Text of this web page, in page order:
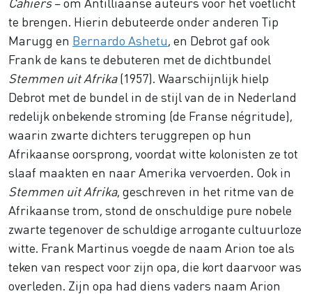
te brengen. Hierin debuteerde onder anderen Tip
Marugg en Bernardo Ashetu , en Debrot gaf ook
Frank de kans te debuteren met de dichtbundel
Stemmen uit Afrika(1957). Waarschijnlijk hielp
Debrot met de bundel in de stijl van de in Nederland
redelijk onbekende stroming (de Franse négritude),
waarin zwarte dichters teruggrepen op hun
Afrikaanse oorsprong, voordat witte kolonisten ze tot
slaaf maakten en naar Amerika vervoerden. Ook in
Stemmen uit Afrika, geschreven in het ritme van de
Afrikaanse trom, stond de onschuldige pure nobele
zwarte tegenover de schuldige arrogante cultuurloze
witte. Frank Martinus voegde de naam Arion toe als
teken van respect voor zijn opa, die kort daarvoor was
overleden. Zijn opa had diens vaders naam Arion